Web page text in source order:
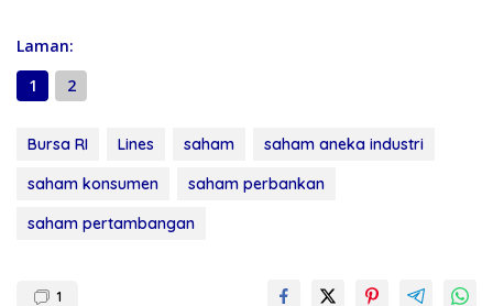
Laman:
1
2
Bursa RI Lines saham
saham aneka industri
saham konsumen
saham perbankan
saham pertambangan
1